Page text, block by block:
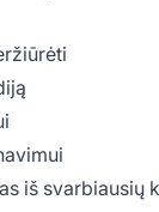
iš svarbiausių